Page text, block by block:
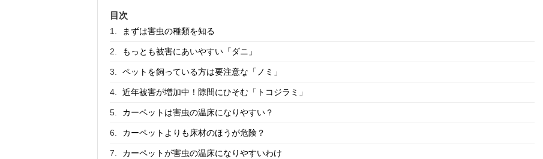
目次
まずは害虫の種類を知る
もっとも被害にあいやすい「ダニ」
ペットを飼っている方は要注意な「ノミ」
近年被害が増加中！隙間にひそむ「トコジラミ」
カーペットは害虫の温床になりやすい？
カーペットよりも床材のほうが危険？
カーペットが害虫の温床になりやすいわけ